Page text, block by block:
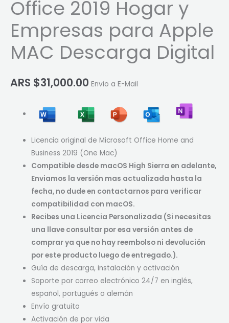
Office 2019 Hogar y
Empresas para Apple
MAC Descarga Digital
ARS $31,000.00 Envio a E-Mail
Licencia original de Microsoft Office Home and
Business 2019 (One Mac)
Compatible desde macOS High Sierra en adelante,
Enviamos la versión mas actualizada hasta la
fecha, no dude en contactarnos para verificar
compatibilidad con macOS.
Recibes una Licencia Personalizada (Si necesitas
una llave consultar por esa versión antes de
comprar ya que no hay reembolso ni devolución
por este producto luego de entregado.).
Guía de descarga, instalación y activación
Soporte por correo electrónico 24/7 en inglés,
español, portugués o alemán
Envío gratuito
Activación de por vida